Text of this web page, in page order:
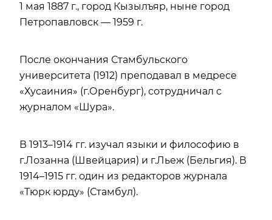
1 мая 1887 г., город Кызылъяр, ныне город
Петропавловск — 1959 г.
После окончания Стамбульского
университета (1912) преподавал в медресе
«Хусаиния» (г.Оренбург), сотрудничал с
журналом «Шура».
В 1913–1914 гг. изучал языки и философию в
г.Лозанна (Швейцария) и г.Льеж (Бельгия). В
1914–1915 гг. один из редакторов журнала
«Тюрк юрду» (Стамбул).